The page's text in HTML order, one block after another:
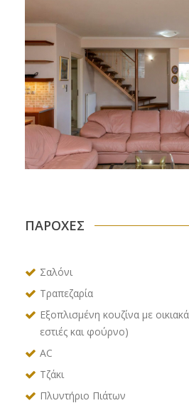
ΠΑΡΟΧΈΣ
Σαλόνι
Τραπεζαρία
Εξοπλισμένη κουζίνα με
εστιές και φούρνο)
AC
Τζάκι
Πλυντήριο Πιάτων